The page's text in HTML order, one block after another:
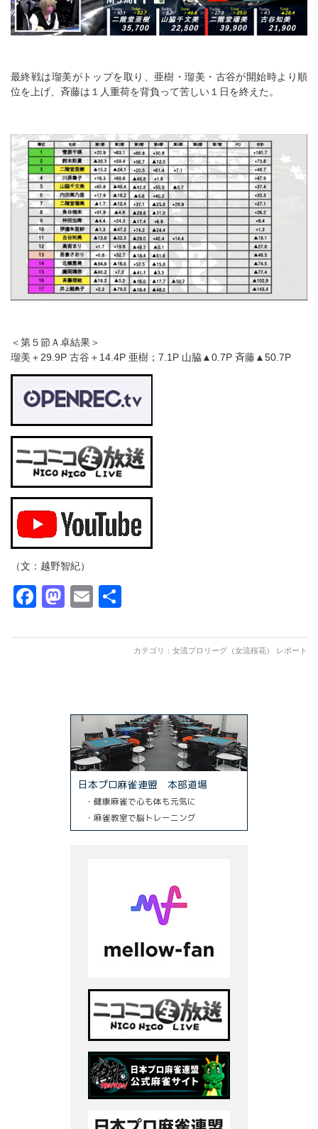
最終戦は瑠美がトップを取り、亜樹・瑠美・古谷が開始時より順
位を上げ、斉藤は１人重荷を背負って苦しい１日を終えた。
＜第５節Ａ卓結果＞
瑠美＋29.9P 古谷＋14.4P 亜樹；7.1P 山脇▲0.7P 斉藤▲50.7P
（文：越野智紀）
Facebook
Mastodon
Email
カテゴリ： 女流プロリーグ（女流桜花） レポート
日本プロ麻雀連盟 本部道場
・健康麻雀で心も体も元気に
・麻雀教室で脳トレーニング